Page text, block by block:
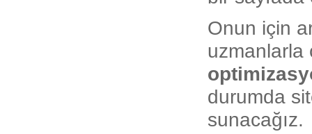
Onun için
uzmanlarla
durumda
sunacağız.